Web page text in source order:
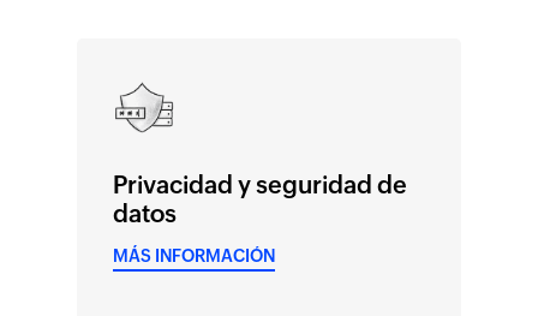
Privacidad y seguridad de
datos
MÁS INFORMACIÓN